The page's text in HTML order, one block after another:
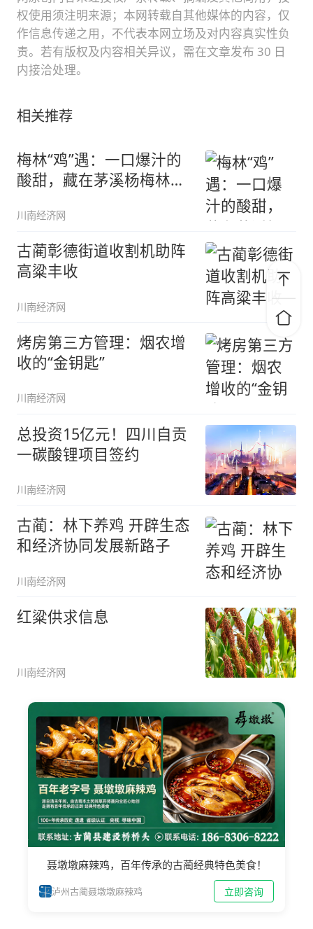
权使用须注明来源；本网转载自其他媒体的内容，仅
作信息传递之用，不代表本网立场及对内容真实性负
责。若有版权及内容相关异议，需在文章发布 30 日
内接洽处理。
相关推荐
梅林“鸡”遇：一口爆汁的
酸甜，藏在茅溪杨梅林的
川南经济网
古蔺彰德街道收割机助阵
高粱丰收
川南经济网
烤房第三方管理：烟农增
收的“金钥匙”
川南经济网
总投资15亿元！四川自贡
一碳酸锂项目签约
川南经济网
古蔺：林下养鸡 开辟生态
和经济协同发展新路子
川南经济网
红粱供求信息
川南经济网
聂墩墩麻辣鸡，百年传承的古蔺经典特色美食！
泸州古蔺聂墩墩麻辣鸡 立即咨询